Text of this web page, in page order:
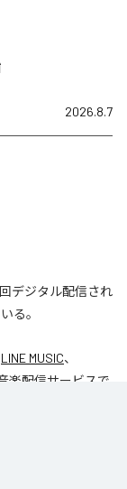
2026.8.7
デジタル配信され
る。
LINE MUSIC、
楽配信サービスで